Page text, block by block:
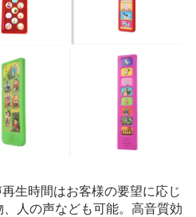
再生時間はお客様の要望に応じ
人の声なども可能。高音質効